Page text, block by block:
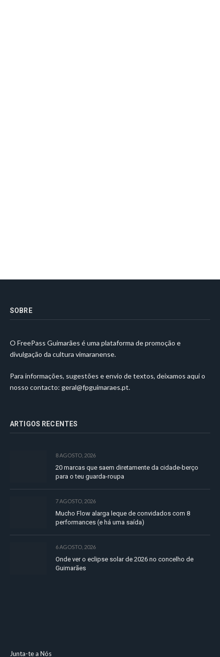
SOBRE
O FreePass Guimarães é uma plataforma de promoção e
divulgação da cultura vimaranense.
Para informações, sugestões e envio de textos, deixamos aqui o
nosso contacto: geral@fpguimaraes.pt.
ARTIGOS RECENTES
8 AGOSTO, 2026
20 marcas que saem diretamente da cidade-berço
para o teu guarda-roupa
7 AGOSTO, 2026
Mucho Flow alarga leque de convidados com 8
performances (e há uma saída)
6 AGOSTO, 2026
Onde ver o eclipse solar de 2026 no concelho de
Guimarães
Junta-te a Nós